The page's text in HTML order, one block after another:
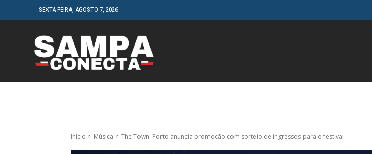
SEXTA-FEIRA, AGOSTO 7, 2026
Início Música The Town: Porto anuncia promoção com sorteio de ingressos para o festival